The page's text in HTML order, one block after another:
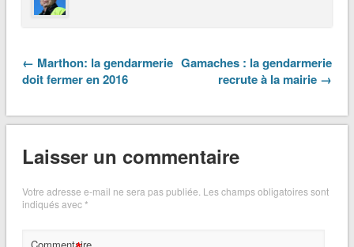
← Marthon: la gendarmerie
doit fermer en 2016
Gamaches : la gendarmerie
recrute à la mairie →
Laisser un commentaire
Votre adresse e-mail ne sera pas publiée. Les champs obligatoires sont
indiqués avec*
Commentaire